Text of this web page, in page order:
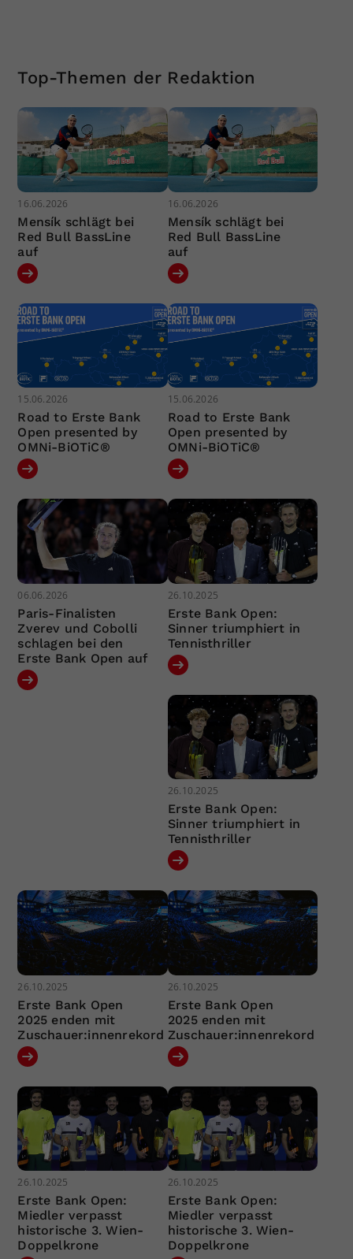
Top-Themen der Redaktion
16.06.2026
Mensík schlägt bei
Red Bull BassLine
auf
16.06.2026
Mensík schlägt bei
Red Bull BassLine
auf
15.06.2026
Road to Erste Bank
Open presented by
OMNi-BiOTiC®
15.06.2026
Road to Erste Bank
Open presented by
OMNi-BiOTiC®
06.06.2026
Paris-Finalisten
Zverev und Cobolli
schlagen bei den
Erste Bank Open auf
26.10.2025
Erste Bank Open:
Sinner triumphiert in
Tennisthriller
26.10.2025
Erste Bank Open:
Sinner triumphiert in
Tennisthriller
26.10.2025
Erste Bank Open
2025 enden mit
Zuschauer:innenrekord
26.10.2025
Erste Bank Open
2025 enden mit
Zuschauer:innenrekord
26.10.2025
Erste Bank Open:
Miedler verpasst
historische 3. Wien-
Doppelkrone
26.10.2025
Erste Bank Open:
Miedler verpasst
historische 3. Wien-
Doppelkrone